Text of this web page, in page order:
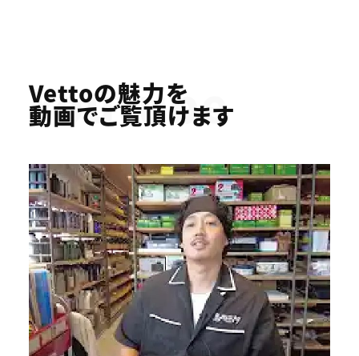
Youtube
Vettoの魅力を
動画でご覧頂けます